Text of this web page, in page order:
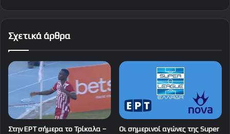
Σχετικά άρθρα
Στην ΕΡΤ σήμερα το Τρίκαλα –
Οι σημερινοί αγώνες της Super